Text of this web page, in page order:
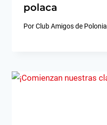
polaca
PorClub Amigos de Polonia